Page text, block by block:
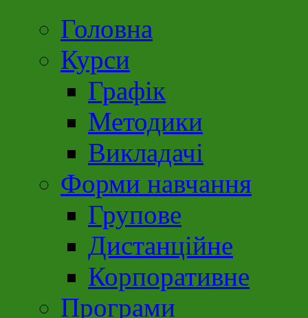
Головна
Курси
Графік
Методики
Викладачі
Форми навчання
Групове
Дистанційне
Корпоративне
Програми